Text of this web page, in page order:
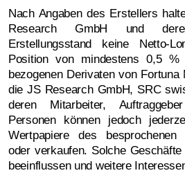
Nach Angaben des Erstellers
Research GmbH und
Erstellungsstand keine Netto-
Position von mindestens 0,5
bezogenen Derivaten von Fortuna
die JS Research GmbH, SRC
deren Mitarbeiter,
Personen können jedoch
Wertpapiere des besprochenen
oder verkaufen. Solche
beeinflussen und weitere